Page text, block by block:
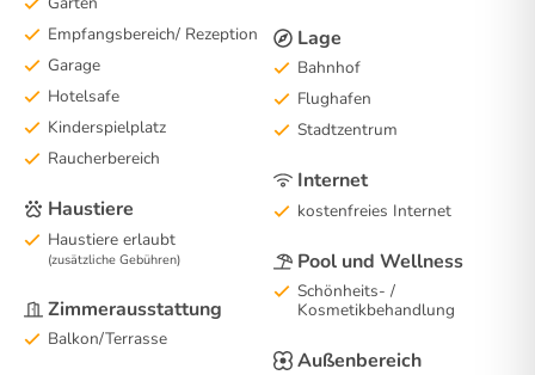
Empfangsbereich/ Rezeption
Garage
Hotelsafe
Kinderspielplatz
Raucherbereich
Haustiere
Haustiere erlaubt
(zusätzliche Gebühren)
Zimmerausstattung
Balkon/Terrasse
Lage
Bahnhof
Flughafen
Stadtzentrum
Internet
kostenfreies Internet
Pool und Wellness
Schönheits- /
Kosmetikbehandlung
Außenbereich